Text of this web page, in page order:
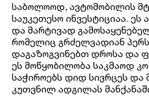
საბოლოოდ, ავტომობილის
საუკეთესო ინვესტიციაა. ეს
და მარტივად
რომელიც გრძელვადიან
დაგაზოგვინებთ დროსა და
ეს მოწყობილობა საკმაოდ
საჭიროებს დიდ სივრცეს და
კუთვნილ ადგილას